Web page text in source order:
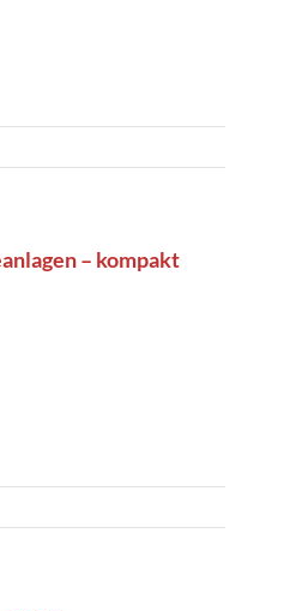
– kompakt